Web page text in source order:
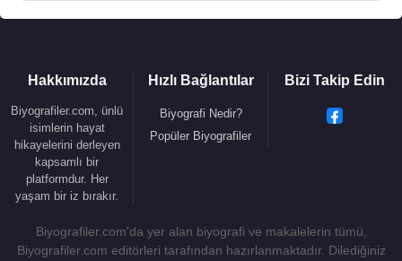
Hakkımızda
Biyografiler.com, ünlü
isimlerin hayat
hikayelerini derleyen
kapsamlı bir
platformdur. Her
yaşam bir iz bırakır.
Hızlı Bağlantılar
Biyografi Nedir?
Popüler Biyografiler
Bizi Takip Edin
Biyografiler.com'da yer alan biyografi ve makalelerin tümü,
Biyografiler.com editörleri tarafından hazırlanmaktadır. Dilediğiniz